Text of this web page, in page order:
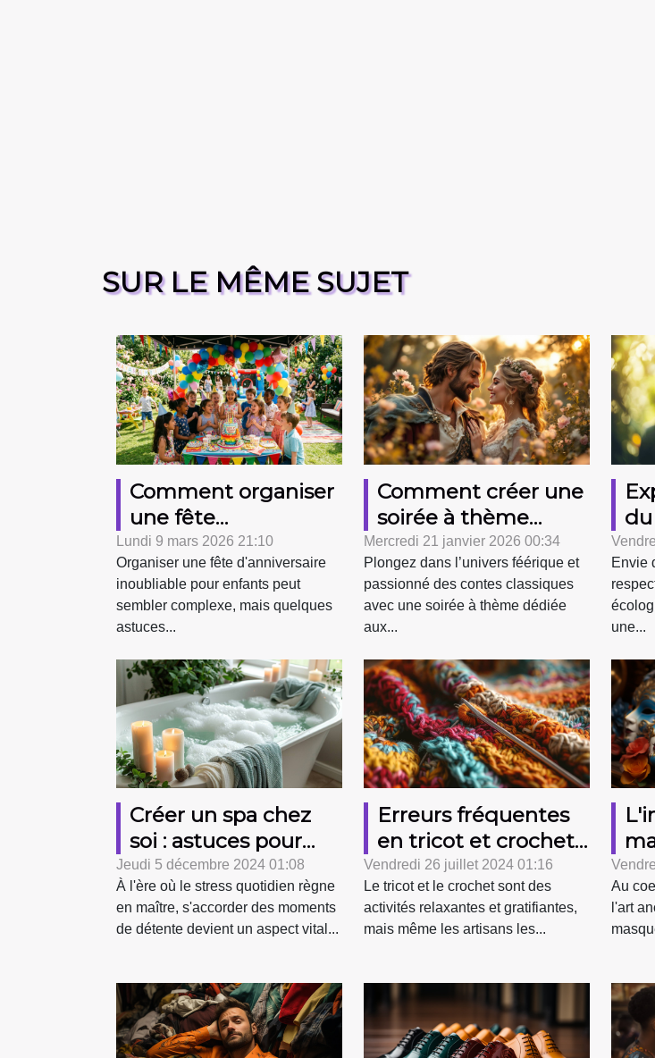
SUR LE MÊME SUJET
Comment organiser
une fête
d'anniversaire
mémorable pour
enfants ?
Lundi 9 mars 2026 21:10
Organiser une fête d'anniversaire
inoubliable pour enfants peut
sembler complexe, mais quelques
astuces...
Comment créer une
soirée à thème
autour du conte
classique des
amoureux maudits ?
Mercredi 21 janvier 2026 00:34
Plongez dans l’univers féérique et
passionné des contes classiques
avec une soirée à thème dédiée
aux...
Envie
une...
Créer un spa chez
soi : astuces pour
une relaxation
quotidienne
Jeudi 5 décembre 2024 01:08
À l'ère où le stress quotidien règne
en maître, s'accorder des moments
de détente devient un aspect vital...
Erreurs fréquentes
en tricot et crochet
et comment les
corriger
Vendredi 26 juillet 2024 01:16
Le tricot et le crochet sont des
activités relaxantes et gratifiantes,
mais même les artisans les...
Au
l'art